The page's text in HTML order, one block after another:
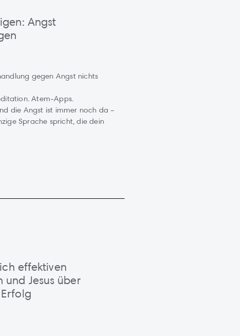
Angst
gegen Angst nichts
Atem-Apps.
die Angst ist immer noch da –
Sprache spricht, die dein
effektiven
und Jesus über